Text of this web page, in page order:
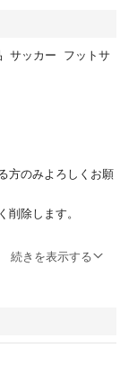
サッカー フットサ
方のみよろしくお願
除します。
続きを表示する